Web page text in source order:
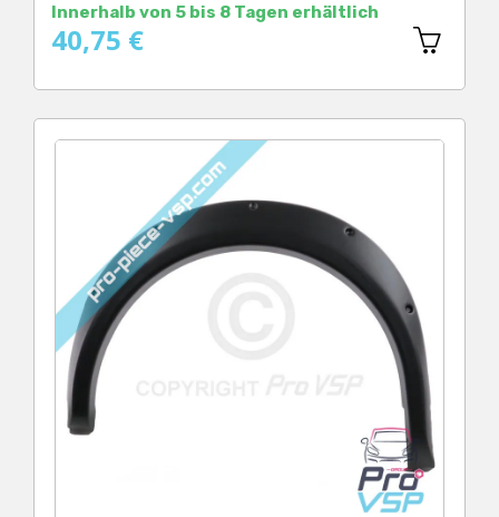
Innerhalb von 5 bis 8 Tagen erhältlich
40,75 €